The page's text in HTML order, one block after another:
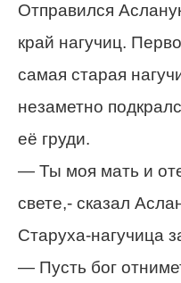
Отправился
край нагучиц.
самая старая
незаметно
её груди.
— Ты моя мать и
свете,- сказал
Старуха-нагучица
— Пусть бог